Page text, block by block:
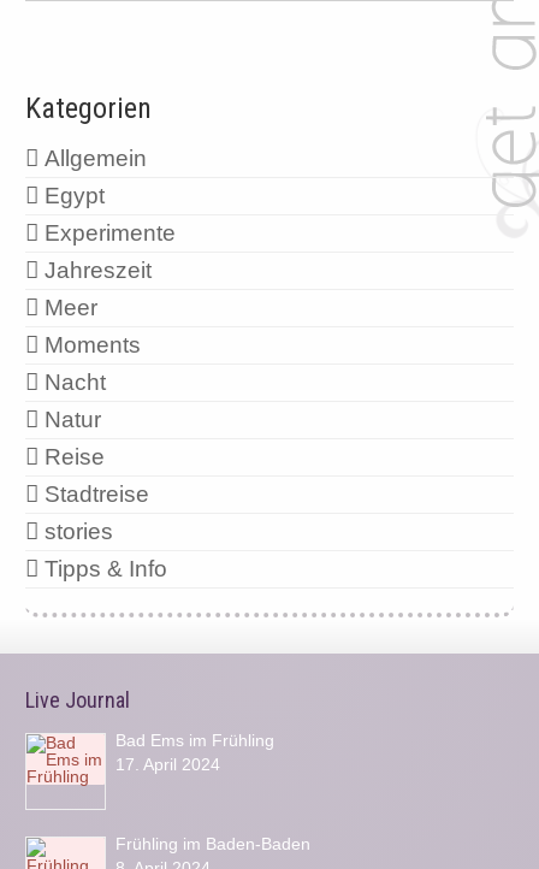
Kategorien
Allgemein
Egypt
Experimente
Jahreszeit
Meer
Moments
Nacht
Natur
Reise
Stadtreise
stories
Tipps & Info
Live Journal
Bad Ems im Frühling
17. April 2024
Frühling im Baden-Baden